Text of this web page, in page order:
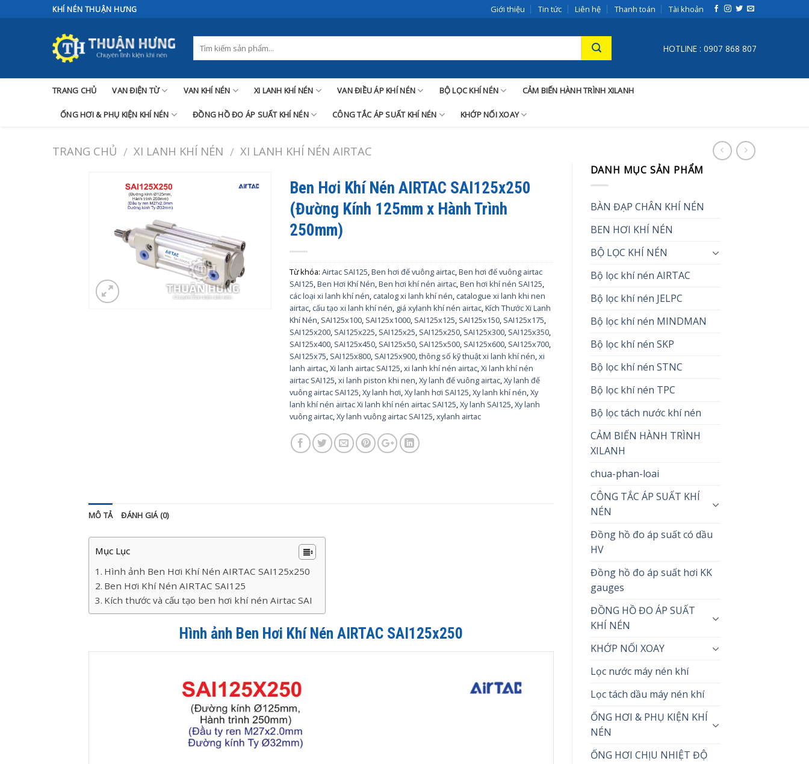
to
KHÍ NÉN THUẬN HƯNG Giới thiệu Tin tức Liên hệ Thanh toán Tài khoản
HOTLINE : 0907 868 807
TRANG CHỦ VAN ĐIỆN TỪ VAN KHÍ NÉN XI LANH KHÍ NÉN VAN ĐIỀU ÁP KHÍ NÉN BỘ LỌC KHÍ NÉN CẢM BIẾN HÀNH TRÌNH XILANH
ỐNG HƠI & PHỤ KIỆN KHÍ NÉN ĐỒNG HỒ ĐO ÁP SUẤT KHÍ NÉN CÔNG TẮC ÁP SUẤT KHÍ NÉN KHỚP NỐI XOAY
TRANG CHỦ / XI LANH KHÍ NÉN / XI LANH KHÍ NÉN AIRTAC
Ben Hơi Khí Nén AIRTAC SAI125x250
(Đường Kính 125mm x Hành Trình
250mm)
Từ khóa:Airtac SAI125,Ben hơi đế vuông airtac,Ben hơi đế vuông airtac
SAI125,Ben Hơi Khí Nén,Ben hơi khí nén airtac,Ben hơi khí nén SAI125,
các loại xi lanh khí nén, catalog xi lanh khí nén, catalogue xi lanh khi nen
airtac, cấu tạo xi lanh khí nén, giá xylanh khí nén airtac,Kích Thước Xi Lanh
Khí Nén, SAI125x100, SAI125x1000, SAI125x125, SAI125x150, SAI125x175,
SAI125x200, SAI125x225, SAI125x25, SAI125x250, SAI125x300, SAI125x350,
SAI125x400, SAI125x450, SAI125x50, SAI125x500, SAI125x600, SAI125x700,
SAI125x75, SAI125x800, SAI125x900,thông số kỹ thuật xi lanh khí nén,xi
lanh airtac,Xi lanh airtac SAI125,xi lanh khí nén airtac,Xi lanh khí nén
airtac SAI125,xi lanh piston khi nen,Xy lanh đế vuông airtac,Xy lanh đế
vuông airtac SAI125,Xy lanh hơi,Xy lanh hơi SAI125,Xy lanh khí nén,Xy
lanh khí nén airtac Xi lanh khí nén airtac SAI125,Xy lanh SAI125,Xy lanh
vuông airtac,Xy lanh vuông airtac SAI125,xylanh airtac
MÔ TẢ ĐÁNH GIÁ (0)
Mục Lục
Hình ảnh Ben Hơi Khí Nén AIRTAC SAI125x250
Ben Hơi Khí Nén AIRTAC SAI125
Kích thước và cấu tạo ben hơi khí nén Airtac SAI
Hình ảnh Ben Hơi Khí Nén AIRTAC SAI125x250
DANH MỤC SẢN PHẨM
BÀN ĐẠP CHÂN KHÍ NÉN
BEN HƠI KHÍ NÉN
BỘ LỌC KHÍ NÉN
Bộ lọc khí nén AIRTAC
Bộ lọc khí nén JELPC
Bộ lọc khí nén MINDMAN
Bộ lọc khí nén SKP
Bộ lọc khí nén STNC
Bộ lọc khí nén TPC
Bộ lọc tách nước khí nén
CẢM BIẾN HÀNH TRÌNH
XILANH
chua-phan-loai
CÔNG TẮC ÁP SUẤT KHÍ
NÉN
Đồng hồ đo áp suất có dầu
HV
Đồng hồ đo áp suất hơi KK
gauges
ĐỒNG HỒ ĐO ÁP SUẤT
KHÍ NÉN
KHỚP NỐI XOAY
Lọc nước máy nén khí
Lọc tách dầu máy nén khí
ỐNG HƠI & PHỤ KIỆN KHÍ
NÉN
ỐNG HƠI CHỊU NHIỆT ĐỘ